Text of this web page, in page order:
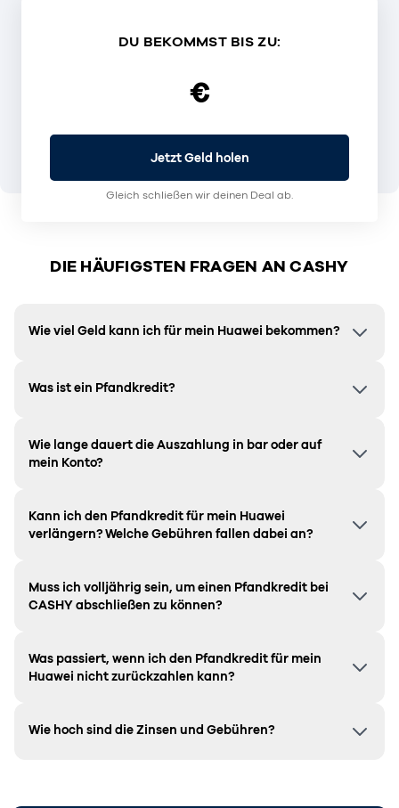
DU BEKOMMST BIS ZU:
€
Jetzt Geld holen
Gleich schließen wir deinen Deal ab.
DIE HÄUFIGSTEN FRAGEN AN CASHY
Wie viel Geld kann ich für mein Huawei bekommen?
Was ist ein Pfandkredit?
Wie lange dauert die Auszahlung in bar oder auf
mein Konto?
Kann ich den Pfandkredit für mein Huawei
verlängern? Welche Gebühren fallen dabei an?
Muss ich volljährig sein, um einen Pfandkredit bei
CASHY abschließen zu können?
Was passiert, wenn ich den Pfandkredit für mein
Huawei nicht zurückzahlen kann?
Wie hoch sind die Zinsen und Gebühren?